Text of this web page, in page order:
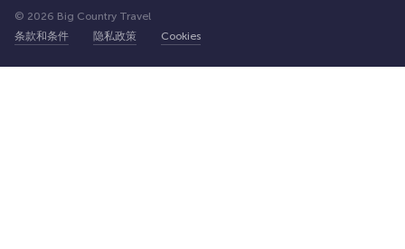
条款和条件 隐私政策 Cookies
© 2026 Big Country Travel